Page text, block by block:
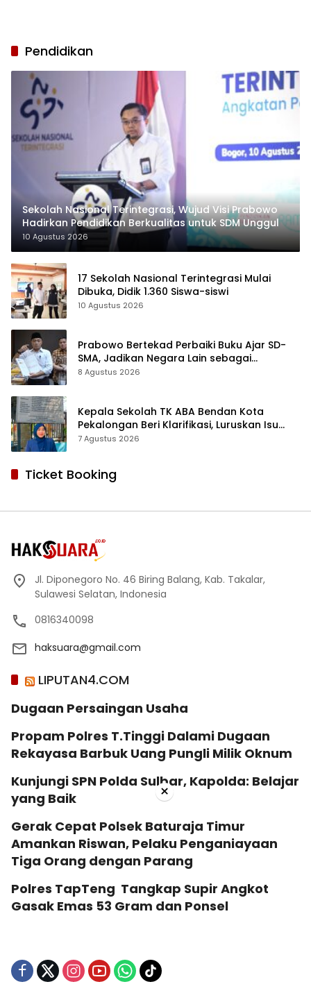
Pendidikan
Sekolah Nasional Terintegrasi, Wujud Visi Prabowo
Hadirkan Pendidikan Berkualitas untuk SDM Unggul
10 Agustus 2026
17 Sekolah Nasional Terintegrasi Mulai
Dibuka, Didik 1.360 Siswa-siswi
10 Agustus 2026
Prabowo Bertekad Perbaiki Buku Ajar SD-
SMA, Jadikan Negara Lain sebagai
Referensi
8 Agustus 2026
Kepala Sekolah TK ABA Bendan Kota
Pekalongan Beri Klarifikasi, Luruskan Isu
Proyek Revitalisasi
7 Agustus 2026
Ticket Booking
Jl. Diponegoro No. 46 Biring Balang, Kab. Takalar,
Sulawesi Selatan, Indonesia
0816340098
haksuara@gmail.com
LIPUTAN4.COM
Dugaan Persaingan Usaha
Propam Polres T.Tinggi Dalami Dugaan
Rekayasa Barbuk Uang Pungli Milik Oknum
Kunjungi SPN Polda Sulbar, Kapolda: Belajar
yang Baik
Gerak Cepat Polsek Baturaja Timur
Amankan Riswan, Pelaku Penganiayaan
Tiga Orang dengan Parang
Polres TapTeng Tangkap Supir Angkot
Gasak Emas 53 Gram dan Ponsel
×